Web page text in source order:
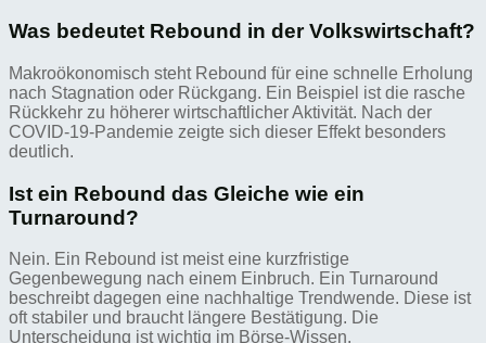
Was bedeutet Rebound in der Volkswirtschaft?
Makroökonomisch steht Rebound für eine schnelle Erholung
nach Stagnation oder Rückgang. Ein Beispiel ist die rasche
Rückkehr zu höherer wirtschaftlicher Aktivität. Nach der
COVID-19-Pandemie zeigte sich dieser Effekt besonders
deutlich.
Ist ein Rebound das Gleiche wie ein
Turnaround?
Nein. Ein Rebound ist meist eine kurzfristige
Gegenbewegung nach einem Einbruch. Ein Turnaround
beschreibt dagegen eine nachhaltige Trendwende. Diese ist
oft stabiler und braucht längere Bestätigung. Die
Unterscheidung ist wichtig im Börse-Wissen.